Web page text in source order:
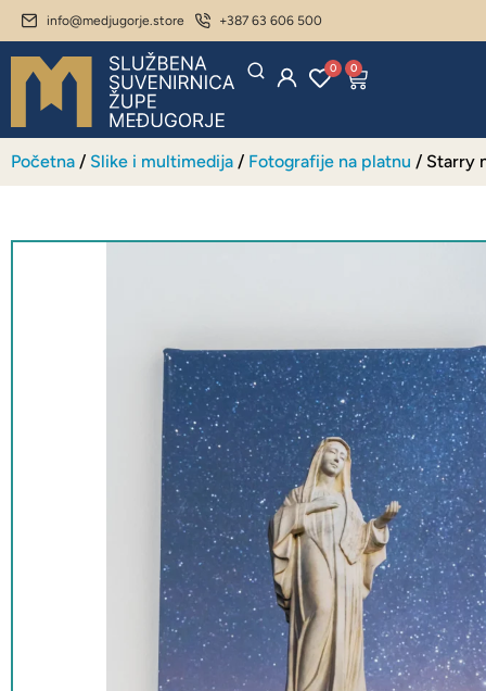
info@medjugorje.store +387 63 606 500
0 0
Početna / Slike i multimedija / Fotografije na platnu / Starry